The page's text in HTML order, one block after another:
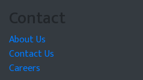
Contact
About Us
Contact Us
Careers